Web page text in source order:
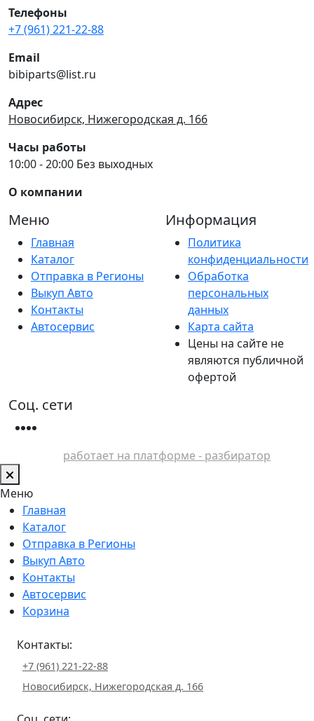
Телефоны
+7 (961) 221-22-88
Email
bibiparts@list.ru
Адрес
Новосибирск, Нижегородская д. 166
Часы работы
10:00 - 20:00 Без выходных
О компании
Меню
Главная
Каталог
Отправка в Регионы
Выкуп Авто
Контакты
Автосервис
Информация
Политика
конфиденциальности
Обработка
персональных
данных
Карта сайта
Цены на сайте не
являются публичной
офертой
Соц. сети
работает на платформе - разбиратор
Меню
Главная
Каталог
Отправка в Регионы
Выкуп Авто
Контакты
Автосервис
Корзина
Контакты:
+7 (961) 221-22-88
Новосибирск, Нижегородская д. 166